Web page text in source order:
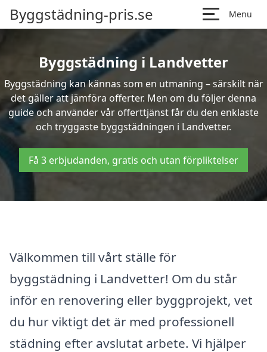
Byggstädning-pris.se Menu
Byggstädning i Landvetter
Byggstädning kan kännas som en utmaning – särskilt när
det gäller att jämföra offerter. Men om du följer denna
guide och använder vår offerttjänst får du den enklaste
och tryggaste byggstädningen i Landvetter.
Få 3 erbjudanden, gratis och utan förpliktelser
Välkommen till vårt ställe för
byggstädning i Landvetter! Om du står
inför en renovering eller byggprojekt, vet
du hur viktigt det är med professionell
städning efter avslutat arbete. Vi hjälper